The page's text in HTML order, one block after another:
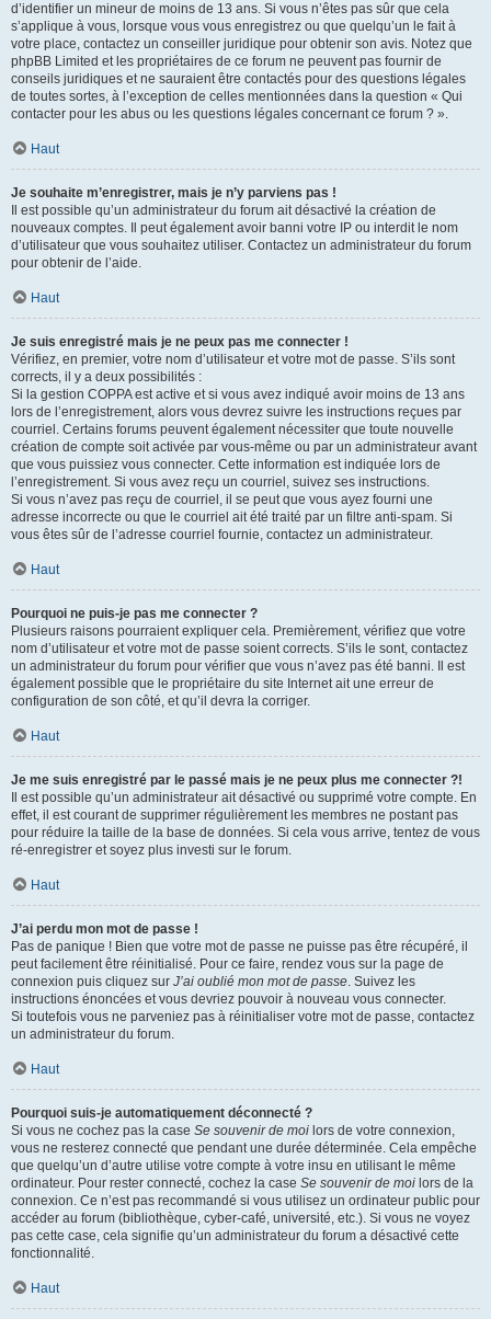
d’identifier un mineur de moins de 13 ans. Si vous n’êtes pas sûr que cela
s’applique à vous, lorsque vous vous enregistrez ou que quelqu’un le fait à
votre place, contactez un conseiller juridique pour obtenir son avis. Notez que
phpBB Limited et les propriétaires de ce forum ne peuvent pas fournir de
conseils juridiques et ne sauraient être contactés pour des questions légales
de toutes sortes, à l’exception de celles mentionnées dans la question « Qui
contacter pour les abus ou les questions légales concernant ce forum ? ».
Haut
Je souhaite m’enregistrer, mais je n’y parviens pas !
Il est possible qu’un administrateur du forum ait désactivé la création de
nouveaux comptes. Il peut également avoir banni votre IP ou interdit le nom
d’utilisateur que vous souhaitez utiliser. Contactez un administrateur du forum
pour obtenir de l’aide.
Haut
Je suis enregistré mais je ne peux pas me connecter !
Vérifiez, en premier, votre nom d’utilisateur et votre mot de passe. S’ils sont
corrects, il y a deux possibilités :
Si la gestion COPPA est active et si vous avez indiqué avoir moins de 13 ans
lors de l’enregistrement, alors vous devrez suivre les instructions reçues par
courriel. Certains forums peuvent également nécessiter que toute nouvelle
création de compte soit activée par vous-même ou par un administrateur avant
que vous puissiez vous connecter. Cette information est indiquée lors de
l’enregistrement. Si vous avez reçu un courriel, suivez ses instructions.
Si vous n’avez pas reçu de courriel, il se peut que vous ayez fourni une
adresse incorrecte ou que le courriel ait été traité par un filtre anti-spam. Si
vous êtes sûr de l’adresse courriel fournie, contactez un administrateur.
Haut
Pourquoi ne puis-je pas me connecter ?
Plusieurs raisons pourraient expliquer cela. Premièrement, vérifiez que votre
nom d’utilisateur et votre mot de passe soient corrects. S’ils le sont, contactez
un administrateur du forum pour vérifier que vous n’avez pas été banni. Il est
également possible que le propriétaire du site Internet ait une erreur de
configuration de son côté, et qu’il devra la corriger.
Haut
Je me suis enregistré par le passé mais je ne peux plus me connecter ?!
Il est possible qu’un administrateur ait désactivé ou supprimé votre compte. En
effet, il est courant de supprimer régulièrement les membres ne postant pas
pour réduire la taille de la base de données. Si cela vous arrive, tentez de vous
ré-enregistrer et soyez plus investi sur le forum.
Haut
J’ai perdu mon mot de passe !
Pas de panique ! Bien que votre mot de passe ne puisse pas être récupéré, il
peut facilement être réinitialisé. Pour ce faire, rendez vous sur la page de
connexion puis cliquez sur J’ai oublié mon mot de passe. Suivez les
instructions énoncées et vous devriez pouvoir à nouveau vous connecter.
Si toutefois vous ne parveniez pas à réinitialiser votre mot de passe, contactez
un administrateur du forum.
Haut
Pourquoi suis-je automatiquement déconnecté ?
Si vous ne cochez pas la case Se souvenir de moi lors de votre connexion,
vous ne resterez connecté que pendant une durée déterminée. Cela empêche
que quelqu’un d’autre utilise votre compte à votre insu en utilisant le même
ordinateur. Pour rester connecté, cochez la case Se souvenir de moi lors de la
connexion. Ce n’est pas recommandé si vous utilisez un ordinateur public pour
accéder au forum (bibliothèque, cyber-café, université, etc.). Si vous ne voyez
pas cette case, cela signifie qu’un administrateur du forum a désactivé cette
fonctionnalité.
Haut